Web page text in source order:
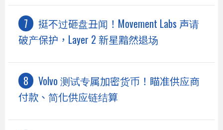
挺不过砸盘丑闻！Movement Labs 声请
破产保护，Layer 2 新星黯然退场
Volvo 测试专属加密货币！瞄准供应商
付款、简化供应链结算